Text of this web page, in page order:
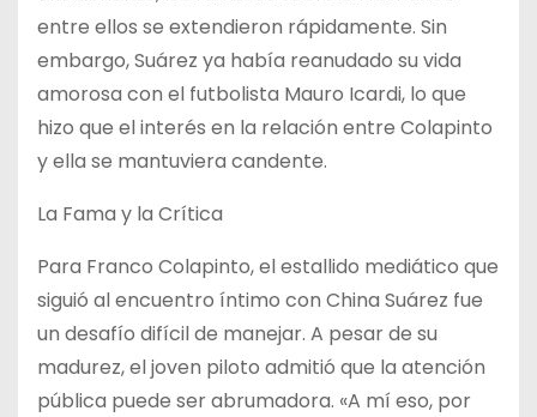
entre ellos se extendieron rápidamente. Sin
embargo, Suárez ya había reanudado su vida
amorosa con el futbolista Mauro Icardi, lo que
hizo que el interés en la relación entre Colapinto
y ella se mantuviera candente.
La Fama y la Crítica
Para Franco Colapinto, el estallido mediático que
siguió al encuentro íntimo con China Suárez fue
un desafío difícil de manejar. A pesar de su
madurez, el joven piloto admitió que la atención
pública puede ser abrumadora. «A mí eso, por